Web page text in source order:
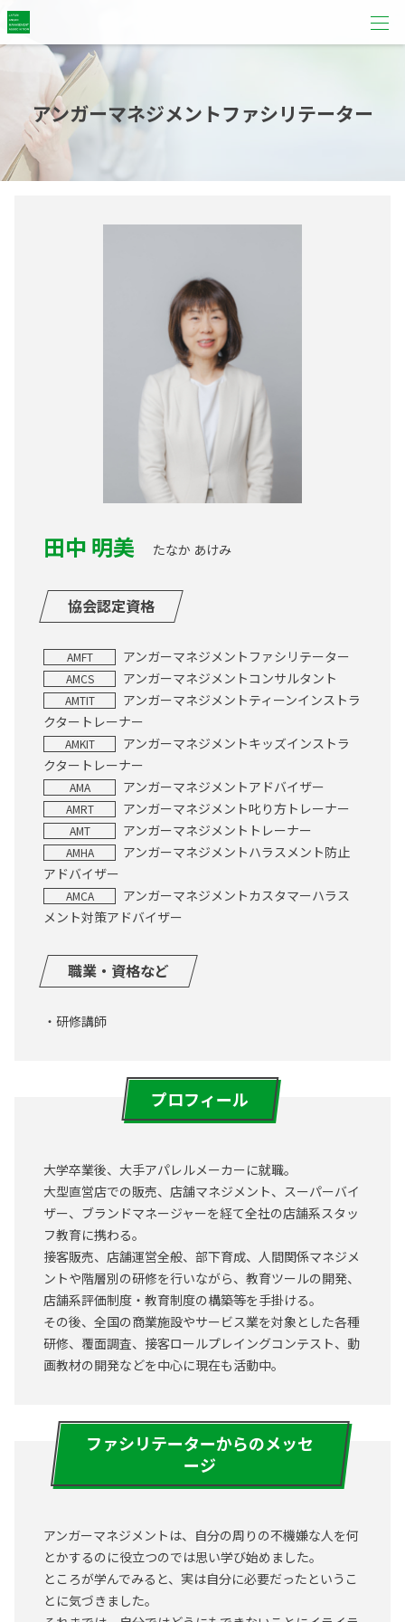
アンガーマネジメントファシリテーター
田中 明美 たなか あけみ
協会認定資格
AMFT アンガーマネジメントファシリテーター
AMCS アンガーマネジメントコンサルタント
AMTIT
アンガーマネジメントティーンインストラ
クタートレーナー
AMKIT
アンガーマネジメントキッズインストラ
クタートレーナー
AMA アンガーマネジメントアドバイザー
AMRT アンガーマネジメント叱り方トレーナー
AMT アンガーマネジメントトレーナー
AMHA
アンガーマネジメントハラスメント防止
アドバイザー
AMCA
アンガーマネジメントカスタマーハラス
メント対策アドバイザー
職業・資格など
研修講師
プロフィール
大学卒業後、大手アパレルメーカーに就職。
大型直営店での販売、店舗マネジメント、スーパーバイ
ザー、ブランドマネージャーを経て全社の店舗系スタッ
フ教育に携わる。
接客販売、店舗運営全般、部下育成、人間関係マネジメ
ントや階層別の研修を行いながら、教育ツールの開発、
店舗系評価制度・教育制度の構築等を手掛ける。
その後、全国の商業施設やサービス業を対象とした各種
研修、覆面調査、接客ロールプレイングコンテスト、動
画教材の開発などを中心に現在も活動中。
ファシリテーターからのメッセ
ージ
アンガーマネジメントは、自分の周りの不機嫌な人を何
とかするのに役立つのでは思い学び始めました。
ところが学んでみると、実は自分に必要だったというこ
とに気づきました。